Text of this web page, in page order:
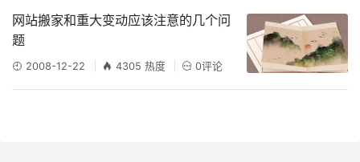
网站搬家和重大变动应该注意的几个问
题
2008-12-22 4305 热度 0评论